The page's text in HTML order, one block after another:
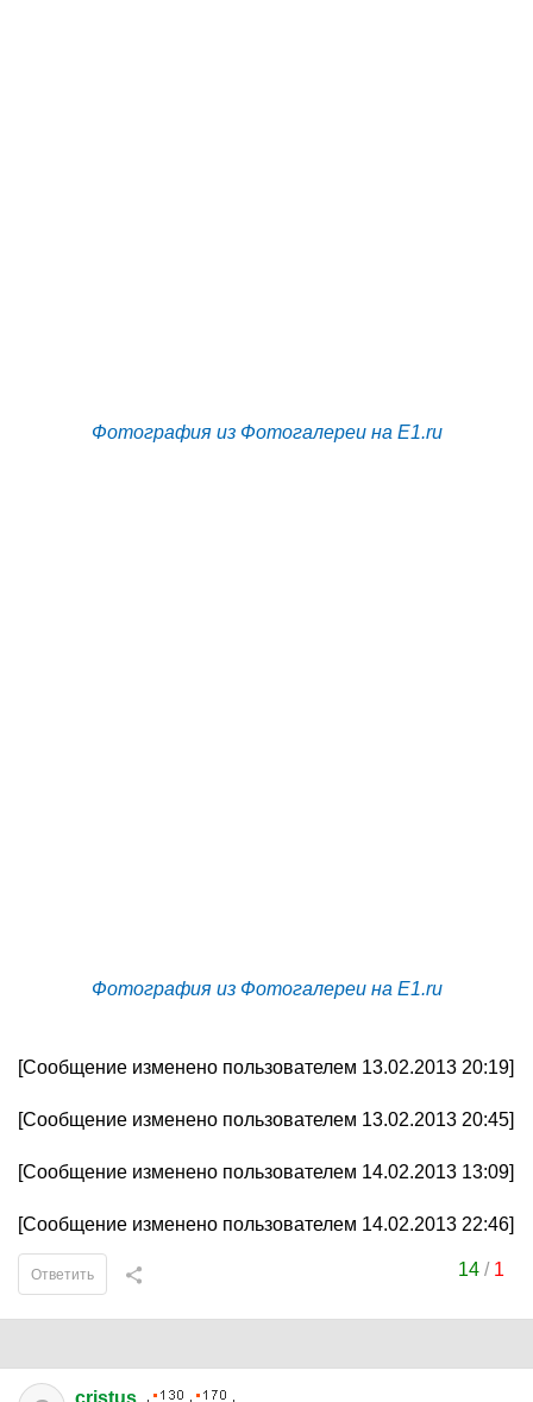
Фотография из Фотогалереи на E1.ru
Фотография из Фотогалереи на E1.ru
[Сообщение изменено пользователем 13.02.2013 20:19]
[Сообщение изменено пользователем 13.02.2013 20:45]
[Сообщение изменено пользователем 14.02.2013 13:09]
[Сообщение изменено пользователем 14.02.2013 22:46]
14 / 1
Ответить
cristus